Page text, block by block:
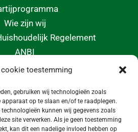
cookie toestemming
gebruiken wij technologieën zoals
op te slaan en/of te raadplegen.
kunnen wij gegevens zoals
site verwerken. Als je geen toestemming
kan dit een nadelige invloed hebben op
Wie zijn wij
Regelement
ANBI
CONTACT